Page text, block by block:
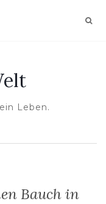
Leben.
Bauch in